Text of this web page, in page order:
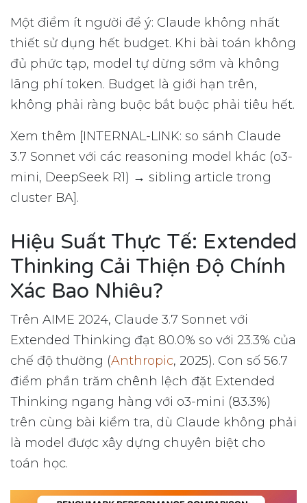
Một điểm ít người để ý: Claude không nhất
thiết sử dụng hết budget. Khi bài toán không
đủ phức tạp, model tự dừng sớm và không
lãng phí token. Budget là giới hạn trên,
không phải ràng buộc bắt buộc phải tiêu hết.
Xem thêm [INTERNAL-LINK: so sánh Claude
3.7 Sonnet với các reasoning model khác (o3-
mini, DeepSeek R1) → sibling article trong
cluster BA].
Hiệu Suất Thực Tế: Extended
Thinking Cải Thiện Độ Chính
Xác Bao Nhiêu?
Trên AIME 2024, Claude 3.7 Sonnet với
Extended Thinking đạt 80.0% so với 23.3% của
chế độ thường (Anthropic, 2025). Con số 56.7
điểm phần trăm chênh lệch đặt Extended
Thinking ngang hàng với o3-mini (83.3%)
trên cùng bài kiểm tra, dù Claude không phải
là model được xây dựng chuyên biệt cho
toán học.